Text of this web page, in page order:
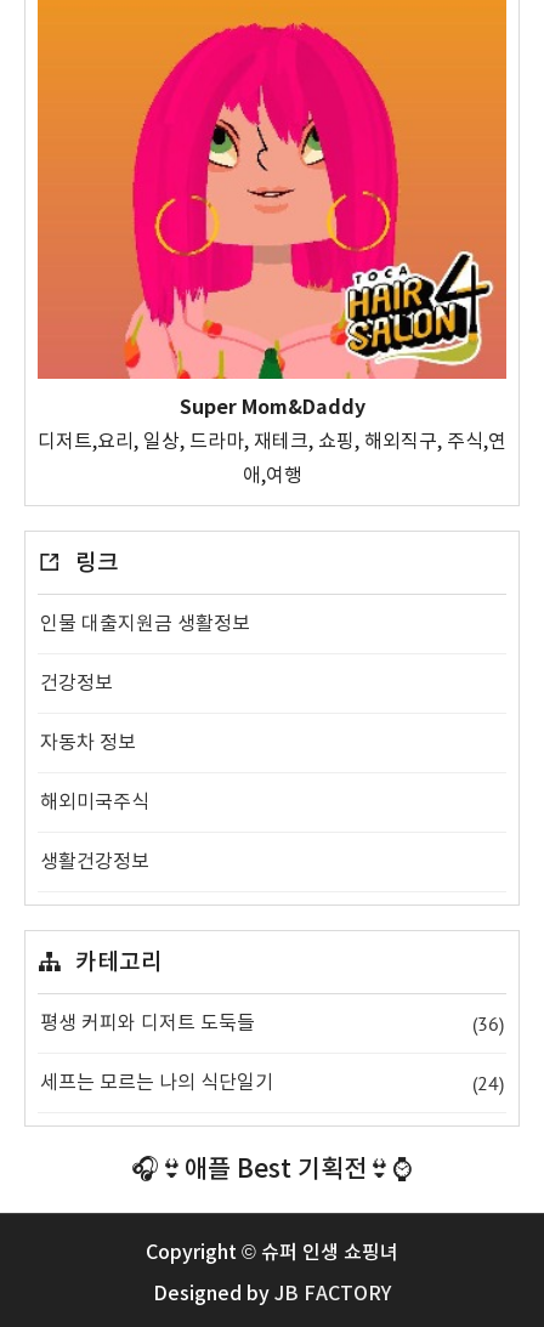
Super Mom&Daddy
디저트,요리, 일상, 드라마, 재테크, 쇼핑, 해외직구, 주식,연
애,여행
링크
인물 대출지원금 생활정보
건강정보
자동차 정보
해외미국주식
생활건강정보
카테고리
평생 커피와 디저트 도둑들 (36)
세프는 모르는 나의 식단일기 (24)
🎧👙애플 Best 기획전👙⌚️
Copyright © 슈퍼 인생 쇼핑녀
Designed by JB FACTORY